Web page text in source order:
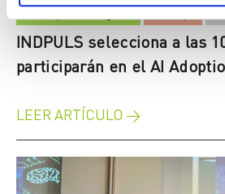
AI Adoption Program Startups
INDPULS selecciona a las
participarán en el AI
LEER ARTÍCULO →